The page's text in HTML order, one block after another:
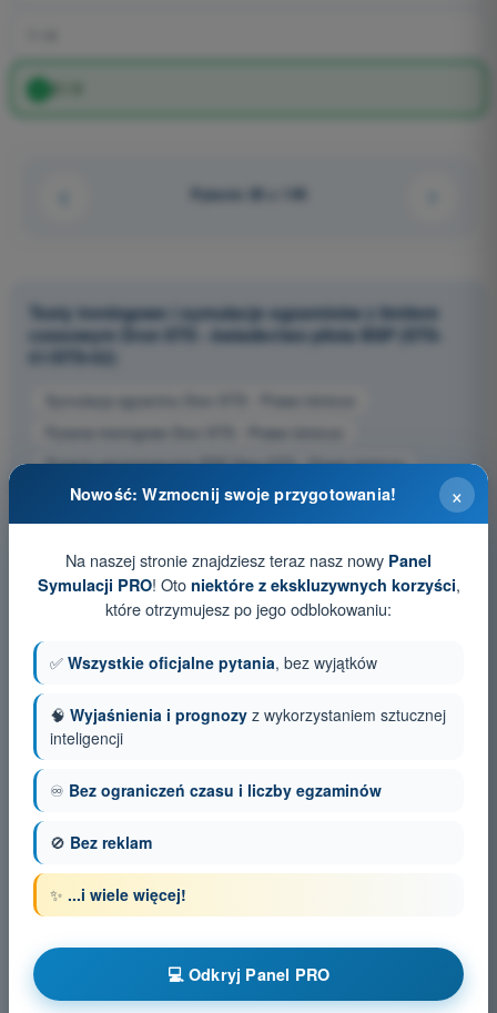
2 i 3
Pytanie 28 z 149
Testy treningowe i symulacje egzaminów z limitem
czasowym Dron STS - świadectwo pilota BSP (STS-
Symulacja egzaminu Dron STS - Prawo lotnicze
Pytania treningowe Dron STS - Prawo lotnicze
Pytania egzaminacyjne PDF Dron STS - Prawo lotnicze
×
Nowość: Wzmocnij swoje przygotowania!
Na naszej stronie znajdziesz teraz nasz nowy Panel
Symulacji PRO! Oto niektóre z ekskluzywnych korzyści,
które otrzymujesz po jego odblokowaniu:
✅ Wszystkie oficjalne pytania, bez wyjątków
🧠 Wyjaśnienia i prognozy z wykorzystaniem sztucznej
inteligencji
♾️ Bez ograniczeń czasu i liczby egzaminów
🚫 Bez reklam
✨ ...i wiele więcej!
💻 Odkryj Panel PRO